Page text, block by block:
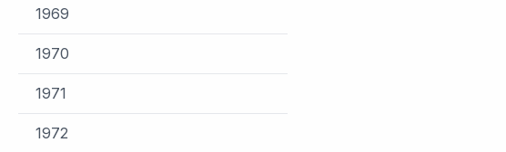
1969
1970
1971
1972